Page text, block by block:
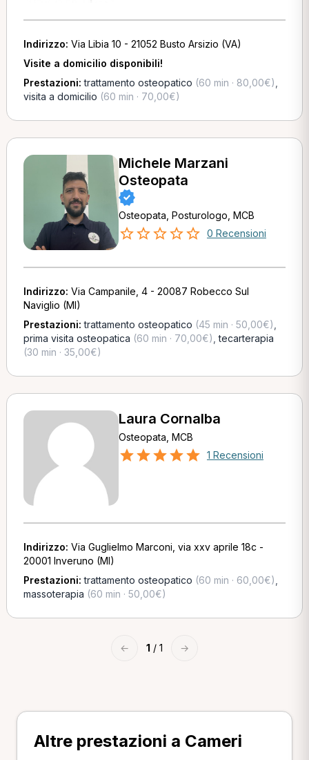
Indirizzo: Via Libia 10 - 21052 Busto Arsizio (VA)
Visite a domicilio disponibili!
Prestazioni:trattamento osteopatico (60 min · 80,00€)
visita a domicilio (60 min · 70,00€)
Michele Marzani
Osteopata
Osteopata, Posturologo, MCB
0 Recensioni
Indirizzo: Via Campanile, 4 - 20087 Robecco Sul
Naviglio (MI)
Prestazioni:trattamento osteopatico (45 min · 50,00€)
prima visita osteopatica (60 min · 70,00€) ,tecarterapia
(30 min · 35,00€)
Laura Cornalba
Osteopata, MCB
1 Recensioni
Indirizzo: Via Guglielmo Marconi, via xxv aprile 18c -
20001 Inveruno (MI)
Prestazioni:trattamento osteopatico (60 min · 60,00€)
massoterapia (60 min · 50,00€)
← 1 / 1 →
Altre prestazioni a Cameri